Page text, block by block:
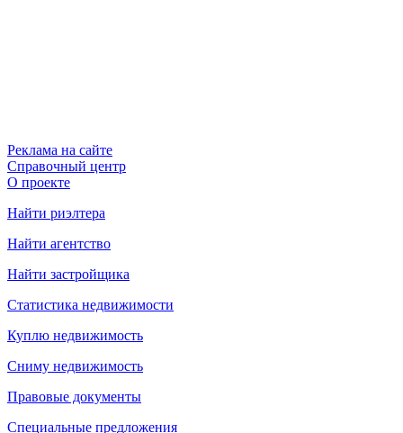
Реклама на сайте
Справочный центр
О проекте
Найти риэлтера
Найти агентство
Найти застройщика
Статистика недвижимости
Куплю недвижимость
Сниму недвижимость
Правовые документы
Специальные предложения